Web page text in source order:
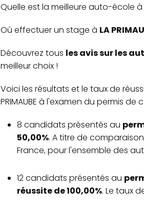
Quelle est la meilleure auto-école à
Où effectuer un stage à LA
Découvrez tous les avis sur les
meilleur choix !
Voici les résultats et le taux de
PRIMAUBE à l'examen du permis de
8 candidats présentés au
50,00%. A titre de
France, pour l'ensemble des
12 candidats présentés au
réussite de 100,00%. Le taux